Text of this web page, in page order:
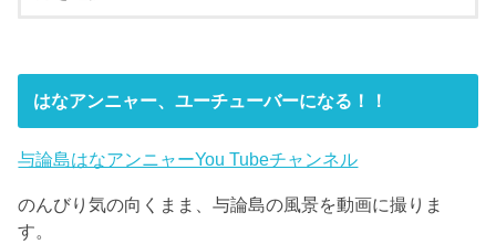
はなアンニャー、ユーチューバーになる！！
与論島はなアンニャーYou Tubeチャンネル
のんびり気の向くまま、与論島の風景を動画に撮りま
す。